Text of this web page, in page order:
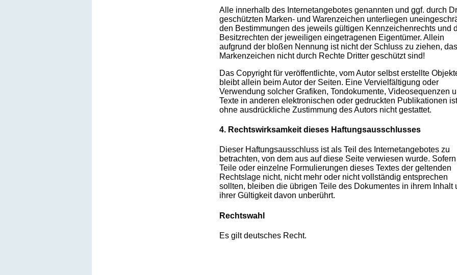
Alle innerhalb des Internetangebotes genannten und ggf. durch
geschützten Marken- und Warenzeichen unterliegen
den Bestimmungen des jeweils gültigen Kennzeichenrechts und
Besitzrechten der jeweiligen eingetragenen Eigentümer. Allein
aufgrund der bloßen Nennung ist nicht der Schluss zu ziehen,
Markenzeichen nicht durch Rechte Dritter geschützt sind!
Das Copyright für veröffentlichte, vom Autor selbst erstellte
bleibt allein beim Autor der Seiten. Eine Vervielfältigung oder
Verwendung solcher Grafiken, Tondokumente, Videosequenzen
Texte in anderen elektronischen oder gedruckten Publikationen ist
ohne ausdrückliche Zustimmung des Autors nicht gestattet.
4. Rechtswirksamkeit dieses Haftungsausschlusses
Dieser Haftungsausschluss ist als Teil des Internetangebotes zu
betrachten, von dem aus auf diese Seite verwiesen wurde. Sofern
Teile oder einzelne Formulierungen dieses Textes der geltenden
Rechtslage nicht, nicht mehr oder nicht vollständig entsprechen
sollten, bleiben die übrigen Teile des Dokumentes in ihrem Inhalt
ihrer Gültigkeit davon unberührt.
Rechtswahl
Es gilt deutsches Recht.